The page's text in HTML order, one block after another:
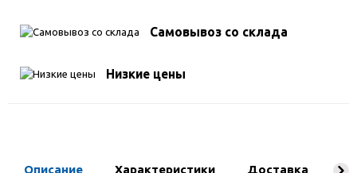
Самовывоз со склада
Низкие цены
Описание Характеристики Доставка